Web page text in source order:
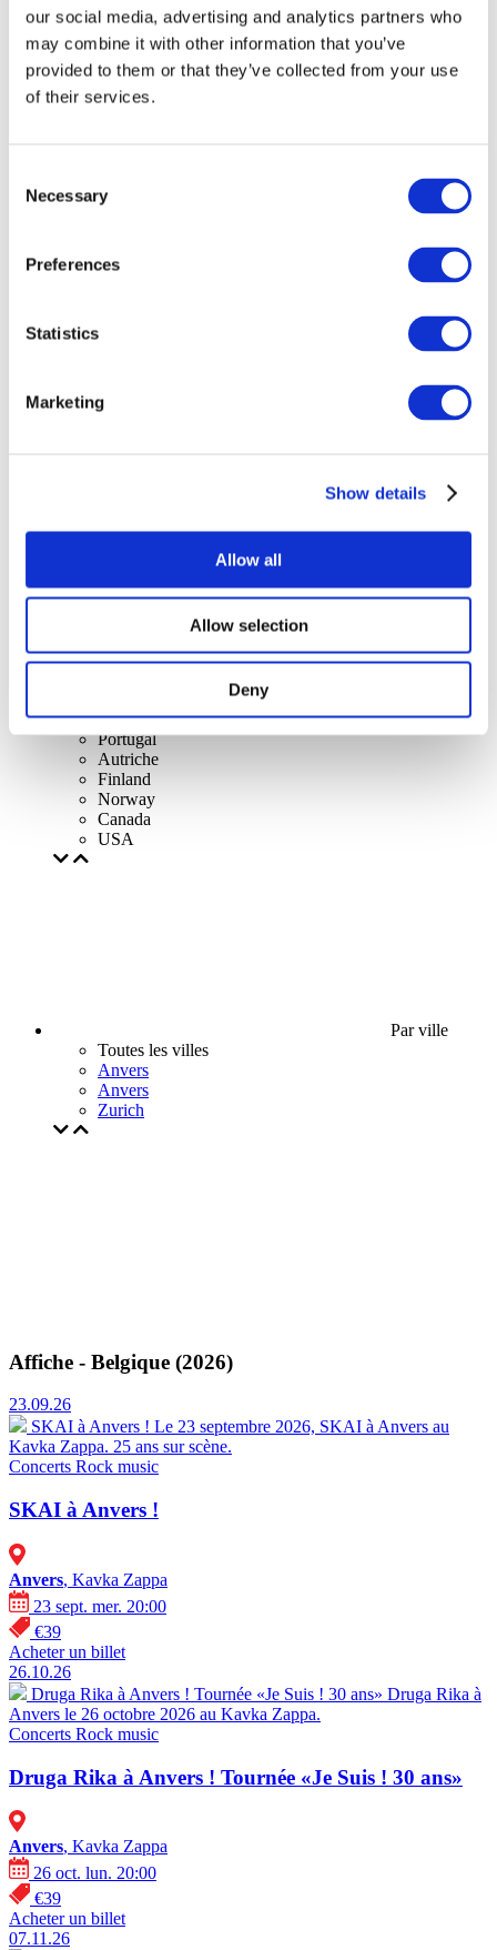
our social media, advertising and analytics partners who
may combine it with other information that you’ve
provided to them or that they’ve collected from your use
of their services.
Selection
Necessary
Preferences
Statistics
Marketing
Show details
Allow all
Allow selection
Deny
Royaume-Uni
Tchèque
République Tchèque
Italie
Portugal
Autriche
Finland
Norway
Canada
USA
Par ville
Toutes les villes
Anvers
Anvers
Zurich
Affiche - Belgique (2026)
23.09.26
SKAI à Anvers ! Le 23 septembre 2026, SKAI à Anvers au
Kavka Zappa. 25 ans sur scène.
Concerts Rock music
SKAI à Anvers !
Anvers, Kavka Zappa
23 sept. mer. 20:00
€39
Acheter un billet
26.10.26
Druga Rika à Anvers ! Tournée «Je Suis ! 30 ans» Druga Rika à
Anvers le 26 octobre 2026 au Kavka Zappa.
Concerts Rock music
Druga Rika à Anvers ! Tournée «Je Suis ! 30 ans»
Anvers, Kavka Zappa
26 oct. lun. 20:00
€39
Acheter un billet
07.11.26